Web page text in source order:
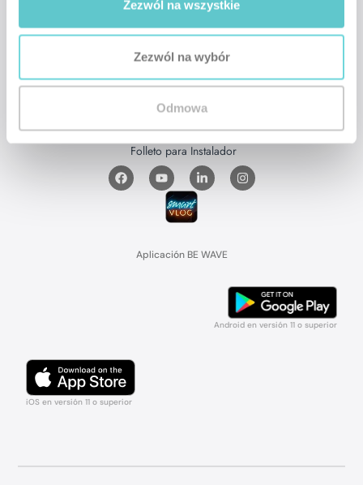
Zezwól na wszystkie
Zezwól na wybór
Odmowa
Made with ❤ by SATEL
Folleto para Instalador
Aplicación BE WAVE
Android en versión 11 o superior
iOS en versión 11 o superior